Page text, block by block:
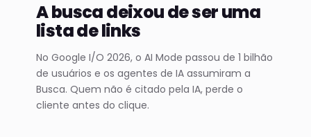
A busca deixou de ser uma
lista de links
No Google I/O 2026, o AI Mode passou de 1 bilhão
de usuários e os agentes de IA assumiram a
Busca. Quem não é citado pela IA, perde o
cliente antes do clique.